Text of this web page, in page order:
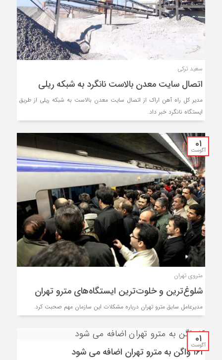
سعید ترکی
اتصال سایت معدن بالاست نانگرد به شبکه ریلی
مدیر کل راه آهن اراک از اتصال سایت معدن بالاست به شبکه ریلی از طریق
ایستگاه نانگرد خبر داد.
01
آگوست
متروی تهران
شلوغ‌ترین و خلوت‌ترین ایستگاه‌های مترو تهران
مدیرعامل سابق مترو تهران درباره مشکلات این سازمان مهم صحبت کرد.
01
آگوست
۱۶۱ واگن به مترو تهران اضافه می شود